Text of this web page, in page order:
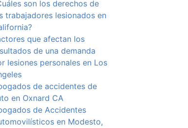
son los derechos de
trabajadores lesionados en
que afectan los
de una demanda
lesiones personales en Los
de accidentes de
en Oxnard CA
de Accidentes
en Modesto,